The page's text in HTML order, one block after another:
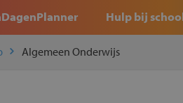
Hulp bij
Algemeen Onderwijs